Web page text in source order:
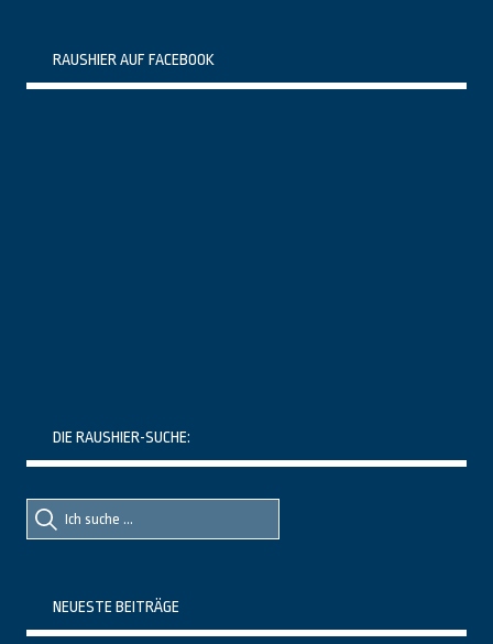
RAUSHIER AUF FACEBOOK
DIE RAUSHIER-SUCHE:
Suche
nach::
Suche
nach:
NEUESTE BEITRÄGE